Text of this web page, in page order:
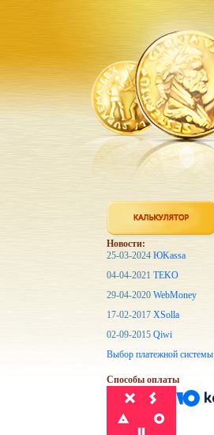
Новости:
25-03-2024 ЮKassa
04-04-2021 TEKO
29-04-2020 WebMoney
17-02-2017 XSolla
02-09-2015 Qiwi
Выбор платежной системы
Способы оплаты